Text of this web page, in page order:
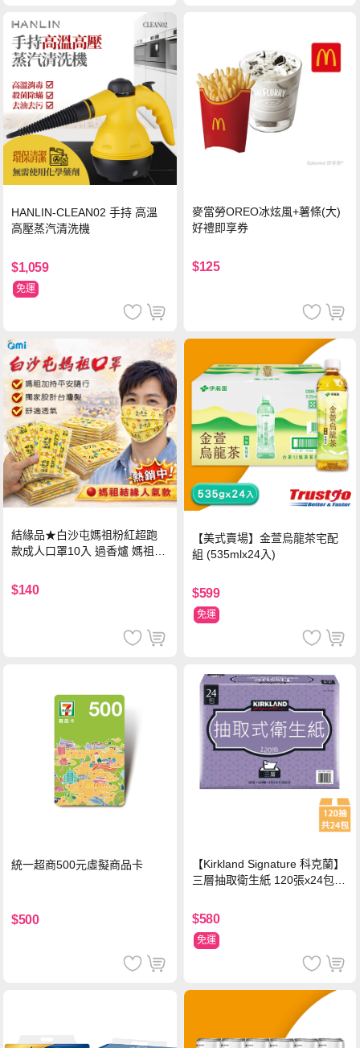
HANLIN-CLEAN02 手持 高溫
高壓蒸汽清洗機
$1,059
免運
麥當勞OREO冰炫風+薯條(大)
好禮即享券
$125
結緣品★白沙屯媽祖粉紅超跑
款成人口罩10入 過香爐 媽祖加
$140
【美式賣場】金萱烏龍茶宅配
組 (535mlx24入)
$599
免運
統一超商500元虛擬商品卡
$500
【Kirkland Signature 科克蘭】
三層抽取衛生紙 120張x24包x1
$580
免運